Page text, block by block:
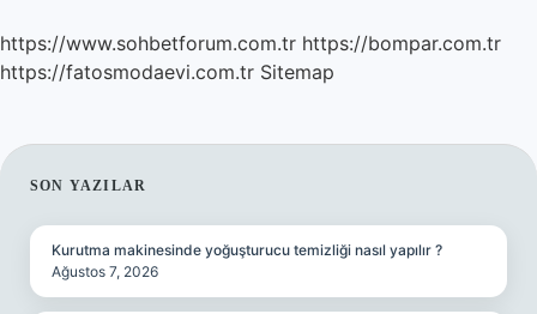
https://www.sohbetforum.com.tr https://bompar.com.tr
https://fatosmodaevi.com.tr Sitemap
SIDEBAR
SON YAZILAR
Kurutma makinesinde yoğuşturucu temizliği nasıl yapılır ?
Ağustos 7, 2026